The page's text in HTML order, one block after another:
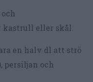
eller skål.
en halv dl att strö
persiljan och